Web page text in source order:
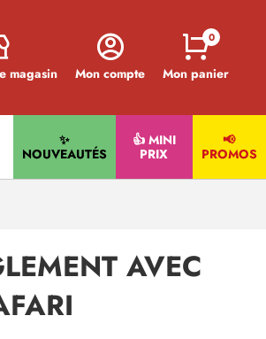
magasin Mon compte Mon panier
0
✨
NOUVEAUTÉS
👍 MINI
PRIX
📢
PROMOS
AVEC